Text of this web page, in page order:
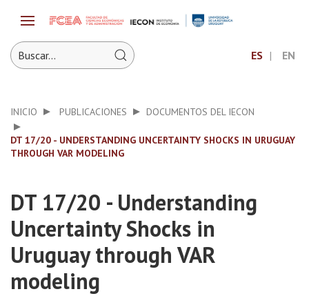
ES EN
INICIO PUBLICACIONES DOCUMENTOS DEL IECON
DT 17/20 - UNDERSTANDING UNCERTAINTY SHOCKS IN URUGUAY
THROUGH VAR MODELING
DT 17/20 - Understanding
Uncertainty Shocks in
Uruguay through VAR
modeling